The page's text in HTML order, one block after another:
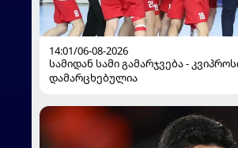
14:01/06-08-2026
სამიდან სამი გამარჯვება -
დამარცხებულია